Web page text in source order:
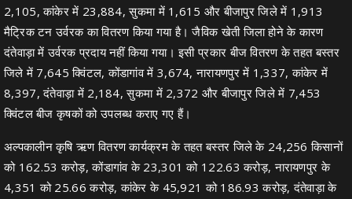
2,105, कांकेर में 23,884, सुकमा में 1,615 और बीजापुर जिले में 1,913
मैट्रिक टन उर्वरक का वितरण किया गया है। जैविक खेती जिला होने के कारण
दंतेवाड़ा में उर्वरक प्रदाय नहीं किया गया। इसी प्रकार बीज वितरण के तहत बस्तर
जिले में 7,645 क्विंटल, कोंडागांव में 3,674, नारायणपुर में 1,337, कांकेर में
8,397, दंतेवाड़ा में 2,184, सुकमा में 2,372 और बीजापुर जिले में 7,453
क्विंटल बीज कृषकों को उपलब्ध कराए गए हैं।
अल्पकालीन कृषि ऋण वितरण कार्यक्रम के तहत बस्तर जिले के 24,256 किसानों
को 162.53 करोड़, कोंडागांव के 23,301 को 122.63 करोड़, नारायणपुर के
4,351 को 25.66 करोड़, कांकेर के 45,921 को 186.93 करोड़, दंतेवाड़ा के